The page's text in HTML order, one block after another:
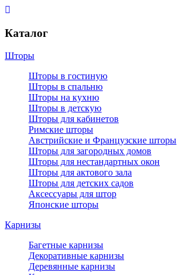
Каталог
Шторы
Шторы в гостиную
Шторы в спальню
Шторы на кухню
Шторы в детскую
Шторы для кабинетов
Римские шторы
Австрийские и Французские шторы
Шторы для загородных домов
Шторы для нестандартных окон
Шторы для актового зала
Шторы для детских садов
Аксессуары для штор
Японские шторы
Карнизы
Багетные карнизы
Декоративные карнизы
Деревянные карнизы